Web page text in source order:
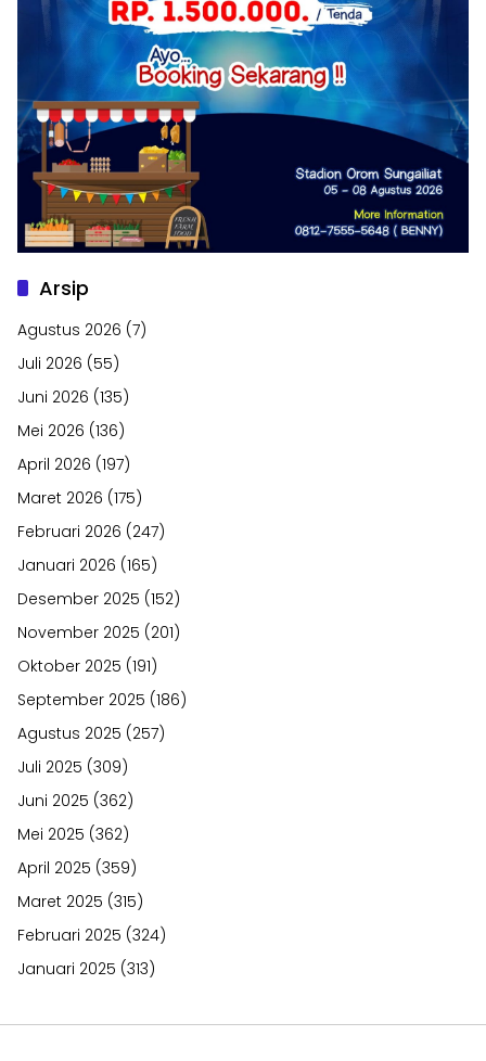
Arsip
Agustus 2026 (7)
Juli 2026 (55)
Juni 2026 (135)
Mei 2026 (136)
April 2026 (197)
Maret 2026 (175)
Februari 2026 (247)
Januari 2026 (165)
Desember 2025 (152)
November 2025 (201)
Oktober 2025 (191)
September 2025 (186)
Agustus 2025 (257)
Juli 2025 (309)
Juni 2025 (362)
Mei 2025 (362)
April 2025 (359)
Maret 2025 (315)
Februari 2025 (324)
Januari 2025 (313)